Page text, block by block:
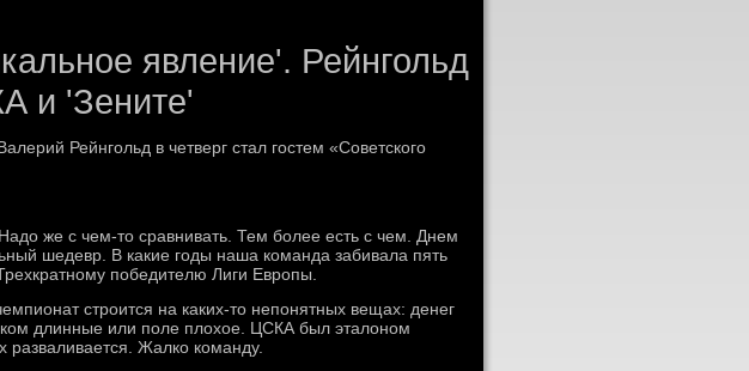
явление'. Рейнгольд
и 'Зените'
Рейнгольд в четверг стал гостем «Советского
же с чем-то сравнивать. Тем более есть с чем. Днем
шедевр. В какие годы наша команда забивала пять
победителю Лиги Европы.
строится на каких-то непонятных вещах: денег
длинные или поле плохое. ЦСКА был эталоном
разваливается. Жалко команду.